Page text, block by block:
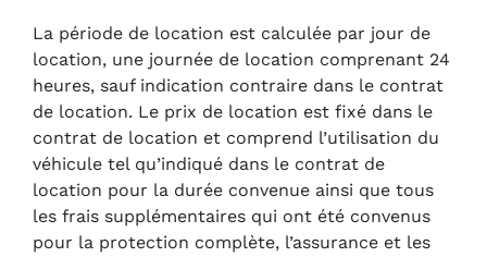
La période de location est calculée par jour de
location, une journée de location comprenant 24
heures, sauf indication contraire dans le contrat
de location. Le prix de location est fixé dans le
contrat de location et comprend l’utilisation du
véhicule tel qu’indiqué dans le contrat de
location pour la durée convenue ainsi que tous
les frais supplémentaires qui ont été convenus
pour la protection complète, l’assurance et les